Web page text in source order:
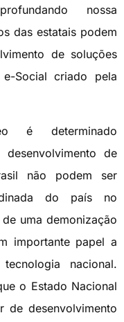
nossa
das estatais podem
de soluções
Social criado pela
é determinado
desenvolvimento de
não podem ser
do país no
uma demonização
importante papel a
nacional.
o Estado Nacional
de desenvolvimento